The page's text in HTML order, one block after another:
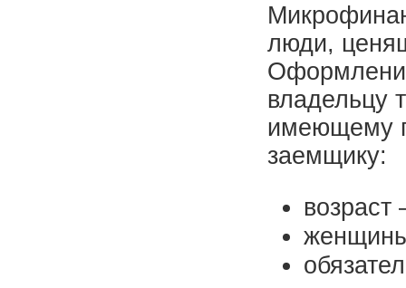
люди,
владельцу
имеющему
заемщику:
возраст